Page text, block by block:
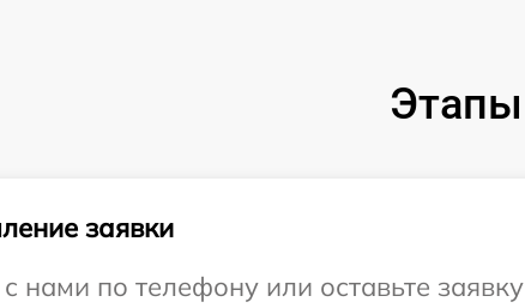
заявки
нами по телефону или оставьте